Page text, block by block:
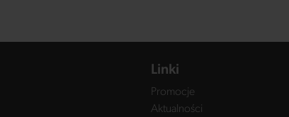
Linki
Promocje
Aktualności